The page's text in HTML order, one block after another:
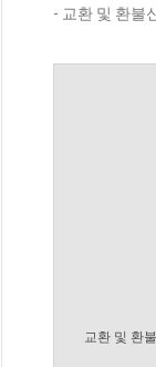
- 교환 및 환불
교환 및 환